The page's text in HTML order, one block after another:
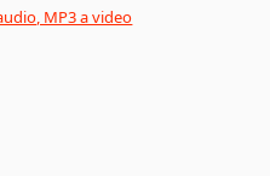
MP3 a video